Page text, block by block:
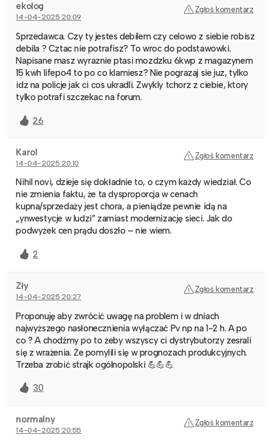
ekolog
14-04-2025 20:09
Zgłoś komentarz
Sprzedawca. Czy ty jestes debilem czy celowo z siebie robisz
debila ? Cztac nie potrafisz? To wroc do podstawowki.
Napisane masz wyraznie ptasi mozdzku 6kwp z magazynem
15 kwh lifepo4 to po co klamiesz? Nie pograzaj sie juz, tylko
idz na policje jak ci cos ukradli. Zwykly tchorz z ciebie, ktory
tylko potrafi szczekac na forum.
26
Karol
14-04-2025 20:10
Zgłoś komentarz
Nihil novi, dzieje się dokładnie to, o czym każdy wiedział. Co
nie zmienia faktu, że ta dysproporcja w cenach
kupna/sprzedaży jest chora, a pieniądze pewnie idą na
„ynwestycje w ludzi” zamiast modernizację sieci. Jak do
podwyżek cen prądu doszło – nie wiem.
2
Zły
14-04-2025 20:27
Zgłoś komentarz
Proponuję aby zwrócić uwagę na problem i w dniach
najwyższego nasłonecznienia wyłączać Pv np na 1-2 h. A po
co ? A chodźmy po to żeby wszyscy ci dystrybutorzy zesrali
się z wrażenia. Że pomylili się w prognozach produkcyjnych.
Trzeba zrobić strajk ogólnopolski 💪💪💪
30
normalny
14-04-2025 20:55
Zgłoś komentarz